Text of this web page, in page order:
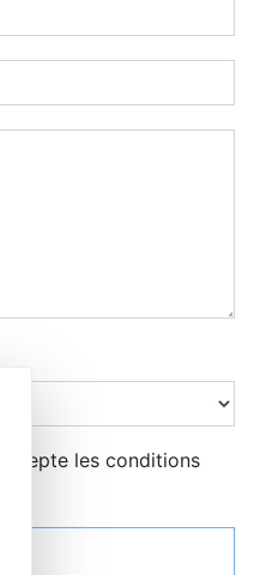
Masquer le
les conditions